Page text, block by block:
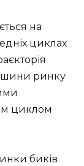
на
циклах
ринку
циклом
биків